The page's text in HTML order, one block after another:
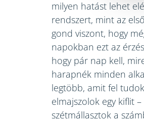
milyen hatást lehet
rendszert, mint az
gond viszont, hogy
napokban ezt az
hogy pár nap kell,
harapnék minden
legtöbb, amit fel
elmajszolok egy kiflit
szétmállasztok a